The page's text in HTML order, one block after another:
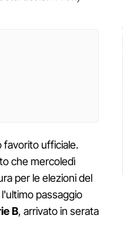
favorito ufficiale.
che mercoledì
per le elezioni del
passaggio
B, arrivato in serata